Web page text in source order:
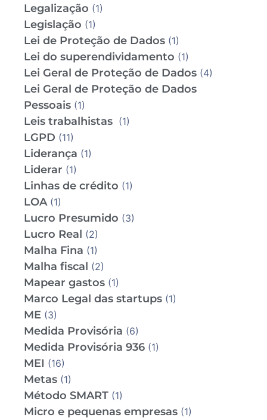
Legalização (1)
Legislação (1)
Lei de Proteção de Dados (1)
Lei do superendividamento (1)
Lei Geral de Proteção de Dados (4)
Lei Geral de Proteção de Dados
Pessoais (1)
Leis trabalhistas (1)
LGPD (11)
Liderança (1)
Liderar (1)
Linhas de crédito (1)
LOA(1)
Lucro Presumido (3)
Lucro Real (2)
Malha Fina (1)
Malha fiscal (2)
Mapear gastos (1)
Marco Legal das startups (1)
ME (3)
Medida Provisória (6)
Medida Provisória 936 (1)
MEI (16)
Metas (1)
Método SMART (1)
Micro e pequenas empresas (1)